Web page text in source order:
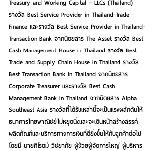
Treasury and Working Capital – LLCs (Thailand)
รางวัล Best Service Provider in Thailand-Trade
Finance และรางวัล Best Service Provider in Thailand-
Transaction Bank จากนิตยสาร The Asset รางวัล Best
Cash Management House in Thailand รางวัล Best
Trade and Supply Chain House in Thailand รางวัล
Best Transaction Bank in Thailand จากนิตยสาร
Corporate Treasurer และรางวัล Best Cash
Management Bank in Thailand จากนิตยสาร Alpha
Southeast Asia รางวัลที่ได้รับเหล่านี้จะเป็นแรงผลักดันให้
ธนาคารไทยพาณิชย์ไม่หยุดนิ่งและจะเดินหน้าสร้างสรรค์
ผลิตภัณฑ์และบริการทางการเงินที่ดียิ่งขึ้นให้กับลูกค้าต่อไป
โดยมี นายศิโรตม์ วิชยาภัย ผู้ช่วยผู้จัดการใหญ่ ผู้บริหาร